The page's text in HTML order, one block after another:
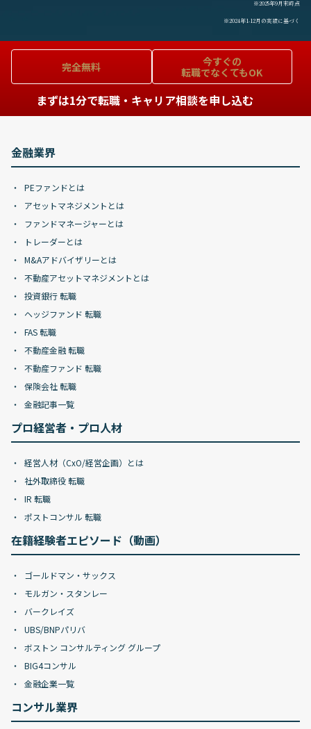
※2025年9月末時点
※2024年1-12月の実績に基づく
完全無料
今すぐの
転職でなくてもOK
まずは1分で転職・キャリア相談を申し込む
金融業界
PEファンドとは
アセットマネジメントとは
ファンドマネージャーとは
トレーダーとは
M&Aアドバイザリーとは
不動産アセットマネジメントとは
投資銀行 転職
ヘッジファンド 転職
FAS 転職
不動産金融 転職
不動産ファンド 転職
保険会社 転職
金融記事一覧
プロ経営者・プロ人材
経営人材（CxO/経営企画）とは
社外取締役 転職
IR 転職
ポストコンサル 転職
在籍経験者エピソード（動画）
ゴールドマン・サックス
モルガン・スタンレー
バークレイズ
UBS/BNPパリバ
ボストン コンサルティング グループ
BIG4コンサル
金融企業一覧
コンサル業界